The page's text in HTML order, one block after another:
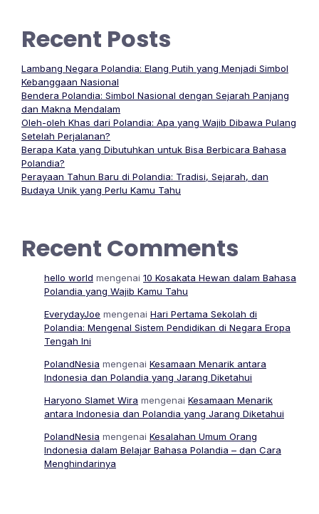
Recent Posts
Lambang Negara Polandia: Elang Putih yang Menjadi Simbol
Kebanggaan Nasional
Bendera Polandia: Simbol Nasional dengan Sejarah Panjang
dan Makna Mendalam
Oleh-oleh Khas dari Polandia: Apa yang Wajib Dibawa Pulang
Setelah Perjalanan?
Berapa Kata yang Dibutuhkan untuk Bisa Berbicara Bahasa
Polandia?
Perayaan Tahun Baru di Polandia: Tradisi, Sejarah, dan
Budaya Unik yang Perlu Kamu Tahu
Recent Comments
hello world mengenai 10 Kosakata Hewan dalam Bahasa
Polandia yang Wajib Kamu Tahu
EverydayJoe mengenai Hari Pertama Sekolah di
Polandia: Mengenal Sistem Pendidikan di Negara Eropa
Tengah Ini
PolandNesia mengenai Kesamaan Menarik antara
Indonesia dan Polandia yang Jarang Diketahui
Haryono Slamet Wira mengenai Kesamaan Menarik
antara Indonesia dan Polandia yang Jarang Diketahui
PolandNesia mengenai Kesalahan Umum Orang
Indonesia dalam Belajar Bahasa Polandia – dan Cara
Menghindarinya